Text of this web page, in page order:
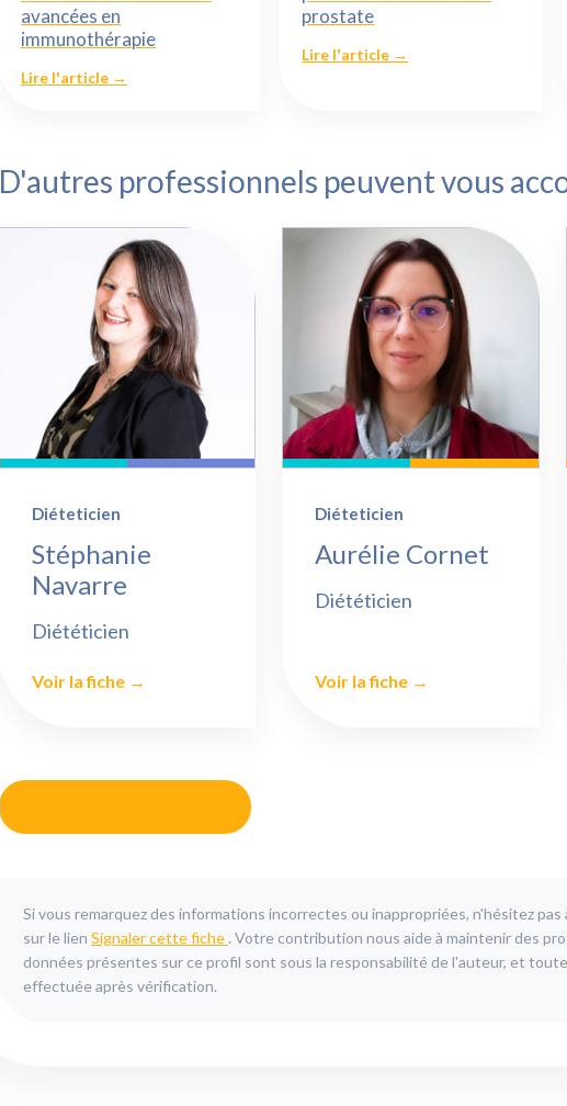
avancées en
immunothérapie
Lire l'article →
prostate
Lire l'article →
D'autres professionnels peuvent vous
Diéteticien
Stéphanie
Navarre
Diététicien
Voir la fiche →
Diéteticien
Aurélie Cornet
Diététicien
Voir la fiche →
Si vous remarquez des informations incorrectes ou inappropriées, n'hésitez
sur le lien Signaler cette fiche . Votre contribution nous aide à maintenir des
données présentes sur ce profil sont sous la responsabilité de l'auteur, et
effectuée après vérification.